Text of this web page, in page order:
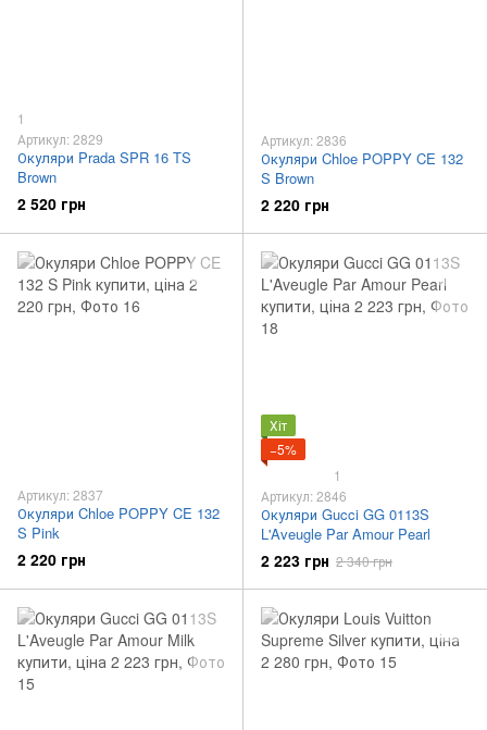
1
Артикул: 2829
Окуляри Prada SPR 16 TS
Brown
2 520 грн
Артикул: 2836
Окуляри Chloe POPPY CE 132
S Brown
2 220 грн
Артикул: 2837
Окуляри Chloe POPPY CE 132
S Pink
2 220 грн
Хіт
−5%
1
Артикул: 2846
Окуляри Gucci GG 0113S
L'Aveugle Par Amour Pearl
2 223 грн 2 340 грн